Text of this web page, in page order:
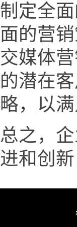
制定全
面的营
交媒体
的潜在
略，以
总之，
进和创